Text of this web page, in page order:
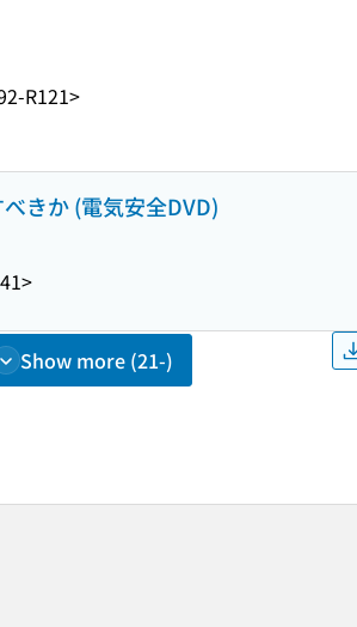
R121>
きか (電気安全DVD)
Show more (21-)